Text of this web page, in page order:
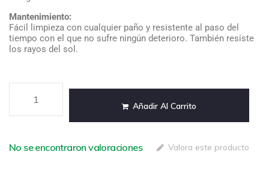
Mantenimiento:
Fácil limpieza con cualquier paño y resistente al paso del
tiempo con el que no sufre ningún deterioro. También resiste
los rayos del sol.
Añadir Al Carrito
No se encontraron valoraciones Valora este producto